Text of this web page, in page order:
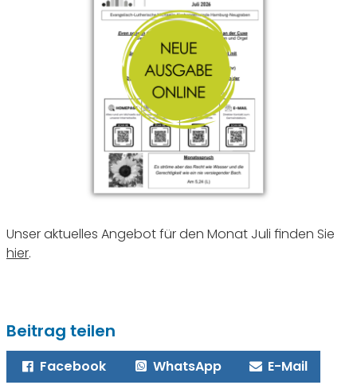
Unser aktuelles Angebot für den Monat Juli finden Sie
hier.
Beitrag teilen
Facebook WhatsApp E-Mail